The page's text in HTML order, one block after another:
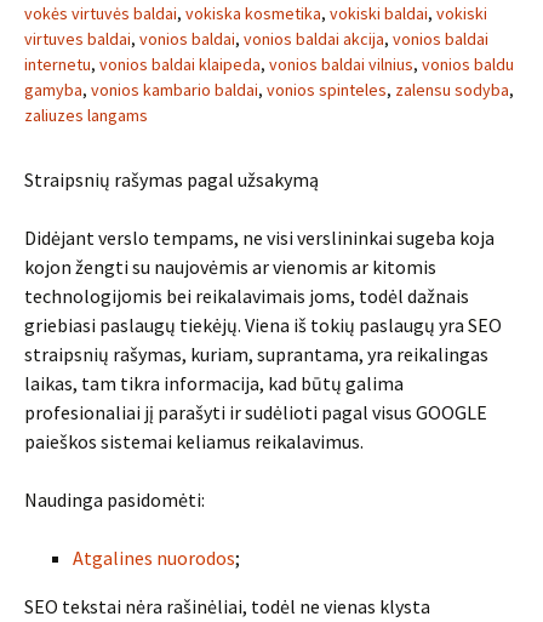
vokės virtuvės baldai, vokiska kosmetika, vokiski baldai, vokiski
virtuves baldai, vonios baldai, vonios baldai akcija, vonios baldai
internetu, vonios baldai klaipeda, vonios baldai vilnius, vonios baldu
gamyba, vonios kambario baldai, vonios spinteles, zalensu sodyba,
zaliuzes langams
Straipsnių rašymas pagal užsakymą
Didėjant verslo tempams, ne visi verslininkai sugeba koja
kojon žengti su naujovėmis ar vienomis ar kitomis
technologijomis bei reikalavimais joms, todėl dažnais
griebiasi paslaugų tiekėjų. Viena iš tokių paslaugų yra SEO
straipsnių rašymas, kuriam, suprantama, yra reikalingas
laikas, tam tikra informacija, kad būtų galima
profesionaliai jį parašyti ir sudėlioti pagal visus GOOGLE
paieškos sistemai keliamus reikalavimus.
Naudinga pasidomėti:
Atgalines nuorodos;
SEO tekstai nėra rašinėliai, todėl ne vienas klysta